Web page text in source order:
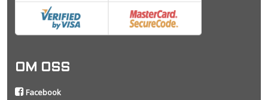
OM OSS
Facebook